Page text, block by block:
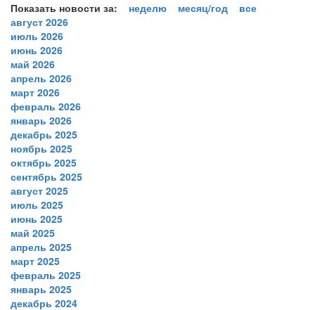
Показать новости за: неделю месяц/год
все
август 2026
июль 2026
июнь 2026
май 2026
апрель 2026
март 2026
февраль 2026
январь 2026
декабрь 2025
ноябрь 2025
октябрь 2025
сентябрь 2025
август 2025
июль 2025
июнь 2025
май 2025
апрель 2025
март 2025
февраль 2025
январь 2025
декабрь 2024